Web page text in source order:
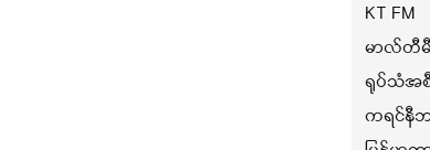
KT FM
မာလ်တီ
ရုပ်သံအ
ကရင်နီဘ